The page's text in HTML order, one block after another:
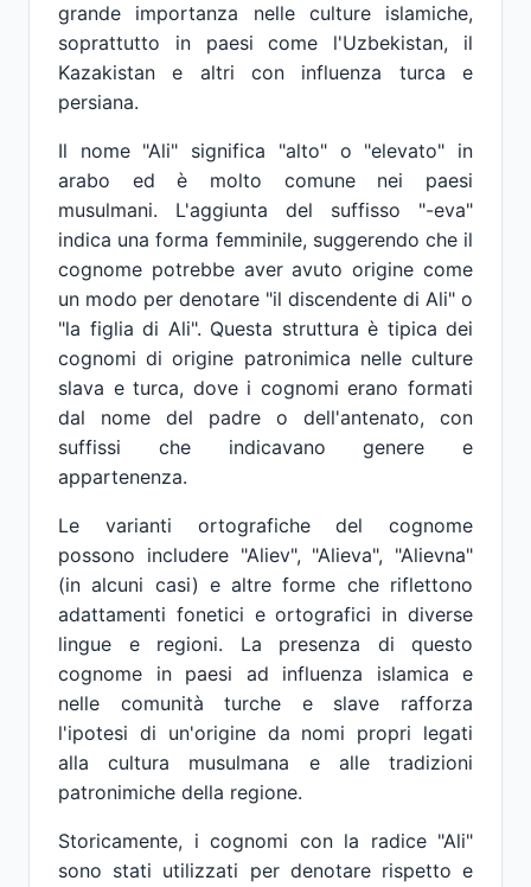
grande importanza nelle culture islamiche,
soprattutto in paesi come l'Uzbekistan, il
Kazakistan e altri con influenza turca e
persiana.
Il nome "Ali" significa "alto" o "elevato" in
arabo ed è molto comune nei paesi
musulmani. L'aggiunta del suffisso "-eva"
indica una forma femminile, suggerendo che il
cognome potrebbe aver avuto origine come
un modo per denotare "il discendente di Ali" o
"la figlia di Ali". Questa struttura è tipica dei
cognomi di origine patronimica nelle culture
slava e turca, dove i cognomi erano formati
dal nome del padre o dell'antenato, con
suffissi che indicavano genere e
appartenenza.
Le varianti ortografiche del cognome
possono includere "Aliev", "Alieva", "Alievna"
(in alcuni casi) e altre forme che riflettono
adattamenti fonetici e ortografici in diverse
lingue e regioni. La presenza di questo
cognome in paesi ad influenza islamica e
nelle comunità turche e slave rafforza
l'ipotesi di un'origine da nomi propri legati
alla cultura musulmana e alle tradizioni
patronimiche della regione.
Storicamente, i cognomi con la radice "Ali"
sono stati utilizzati per denotare rispetto e